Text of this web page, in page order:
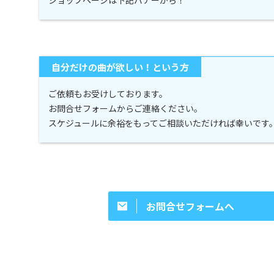
自分だけの曲が欲しい！という方
ご依頼もお受けしております。
お問合せフォームからご連絡ください。
スケジュールに余裕をもってご相談いただければ幸いです
お問合せフォームへ